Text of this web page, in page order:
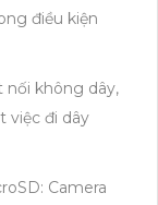
điều kiện
nối không dây,
việc đi dây
Camera